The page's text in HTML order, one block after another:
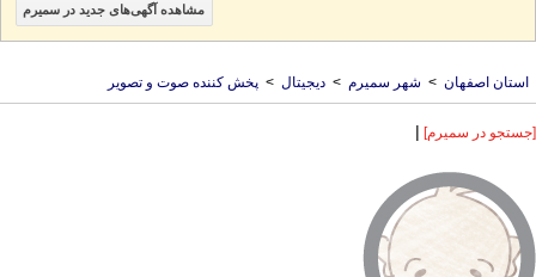
مشاهده آگهی‌های جدید در سمیرم
استان اصفهان > شهر سمیرم > دیجیتال > پخش کننده صوت و تصویر
[جستجو در سمیرم] |